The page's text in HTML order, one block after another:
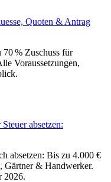
Quoten & Antrag
% Zuschuss für
Voraussetzungen,
absetzen:
absetzen: Bis zu 4.000 €
Gärtner & Handwerker.
2026.